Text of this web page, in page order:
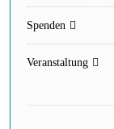
Spenden
Veranstaltung